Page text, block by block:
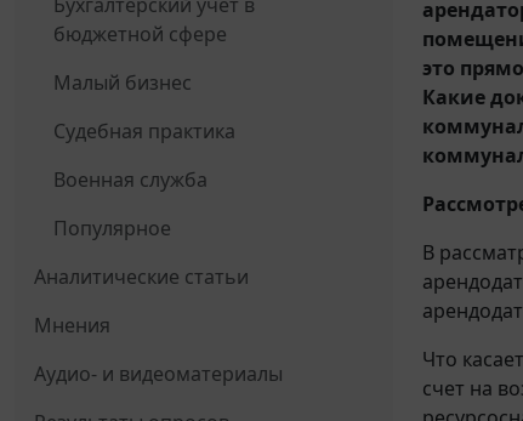
бюджетной сфере
Малый бизнес
Судебная практика
Военная служба
Популярное
Аналитические статьи
Мнения
Аудио- и видеоматериалы
это
Какие
В
Что
счет на